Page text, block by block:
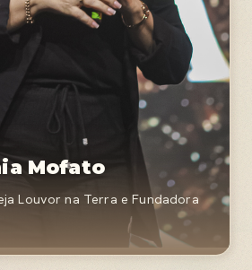
Mofato
Louvor na Terra e Fundadora